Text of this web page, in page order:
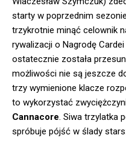
starty w poprzednim
trzykrotnie minąć celownik
rywalizacji o Nagrodę
ostatecznie została
możliwości nie są jeszcze
trzy wymienione klacze
to wykorzystać
Cannacore . Siwa trzylatka
spróbuje pójść w ślady